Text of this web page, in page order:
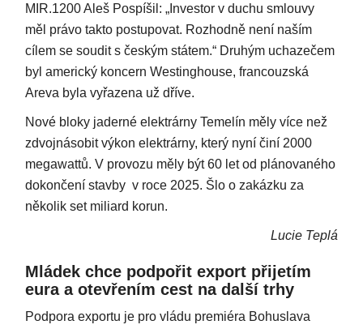
MIR.1200 Aleš Pospíšil: „Investor v duchu smlouvy
měl právo takto postupovat. Rozhodně není naším
cílem se soudit s českým státem.“ Druhým uchazečem
byl americký koncern Westinghouse, francouzská
Areva byla vyřazena už dříve.
Nové bloky jaderné elektrárny Temelín měly více než
zdvojnásobit výkon elektrárny, který nyní činí 2000
megawattů. V provozu měly být 60 let od plánovaného
dokončení stavby v roce 2025. Šlo o zakázku za
několik set miliard korun.
Lucie Teplá
Mládek chce podpořit export přijetím
eura a otevřením cest na další trhy
Podpora exportu je pro vládu premiéra Bohuslava